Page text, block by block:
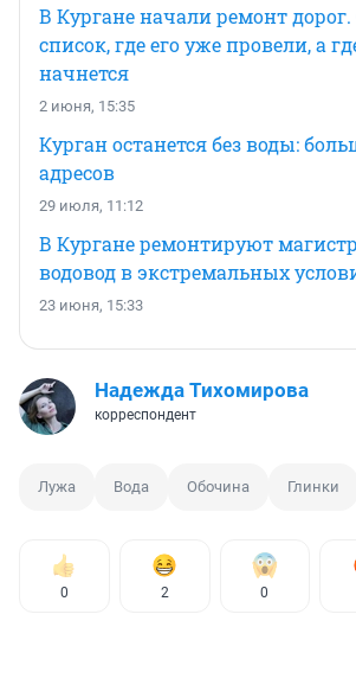
В Кургане начали ремонт
список, где его уже провели, а
начнется
2 июня, 15:35
Курган останется без воды:
адресов
29 июля, 11:12
В Кургане ремонтируют
водовод в экстремальных
23 июня, 15:33
Надежда Тихомирова
корреспондент
Лужа Вода Обочина Глинки
0 2 0